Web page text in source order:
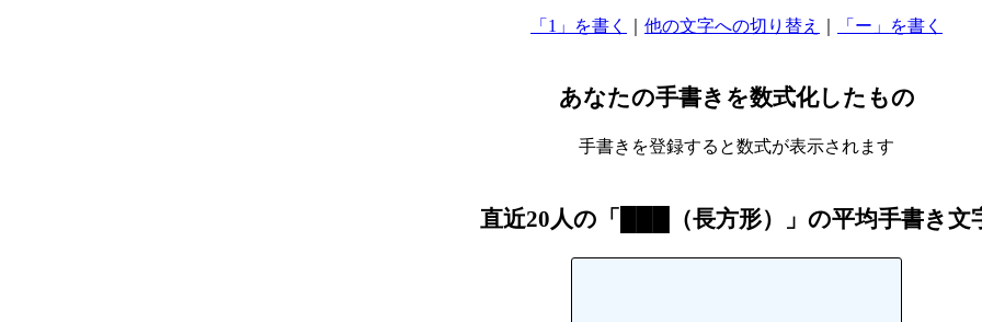
「1」を書く 他の文字への切り替え 「ー」を書く
あなたの手書きを数式化したもの
手書きを登録すると数式が表示されます
直近20人の「███（長方形）」の平均手書き文